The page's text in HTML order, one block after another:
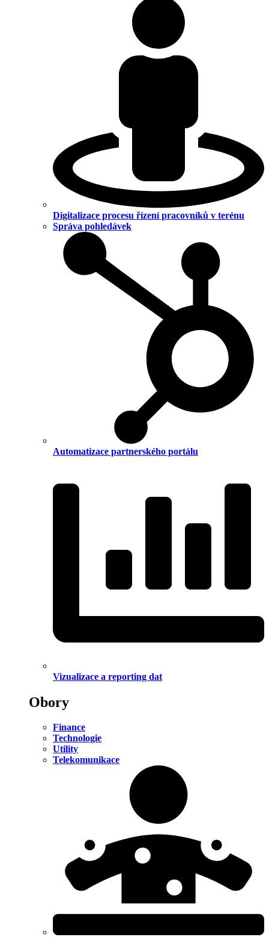
Digitalizace procesu řízení pracovníků v terénu
Správa pohledávek
Automatizace partnerského portálu
Vizualizace a reporting dat
Obory
Finance
Technologie
Utility
Telekomunikace